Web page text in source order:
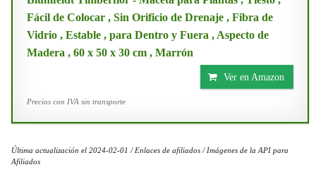
Fácil de Colocar , Sin Orificio de Drenaje , Fibra de
Vidrio , Estable , para Dentro y Fuera , Aspecto de
Madera , 60 x 50 x 30 cm , Marrón
Ver en Amazon
Precios con IVA sin transporte
Última actualización el 2024-02-01 / Enlaces de afiliados / Imágenes de la API para
Afiliados